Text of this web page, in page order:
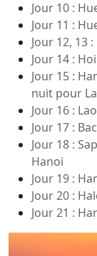
Jour 10 :
Jour 11 :
Jour 12, 13
Jour 14 :
Jour 15 :
nuit pour
Jour 16 :
Jour 17 :
Jour 18 :
Hanoi
Jour 19 :
Jour 20 :
Jour 21 :